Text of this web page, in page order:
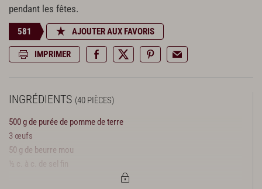
pendant les fêtes.
581 AJOUTER AUX FAVORIS
IMPRIMER
INGRÉDIENTS (40 PIÈCES)
500 g de purée de pomme de terre
3 œufs
50 g de beurre mou
½ c. à c. de sel fin